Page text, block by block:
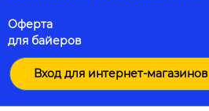
Оферта
для байеров
Вход для интернет-магазинов